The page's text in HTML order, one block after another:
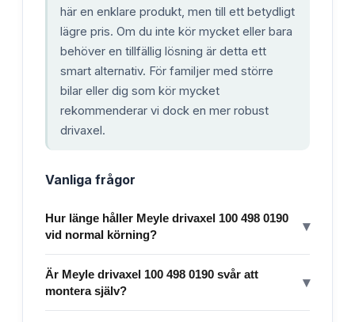
här en enklare produkt, men till ett betydligt
lägre pris. Om du inte kör mycket eller bara
behöver en tillfällig lösning är detta ett
smart alternativ. För familjer med större
bilar eller dig som kör mycket
rekommenderar vi dock en mer robust
drivaxel.
Vanliga frågor
Hur länge håller Meyle drivaxel 100 498 0190
vid normal körning?
▾
Är Meyle drivaxel 100 498 0190 svår att
montera själv?
▾